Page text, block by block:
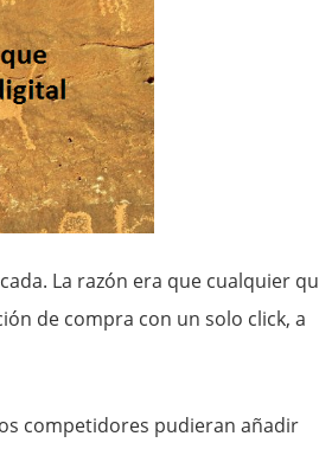
La razón era que cualquier
de compra con un solo click, a
competidores pudieran añadir